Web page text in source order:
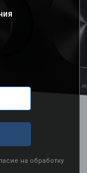
на обработку